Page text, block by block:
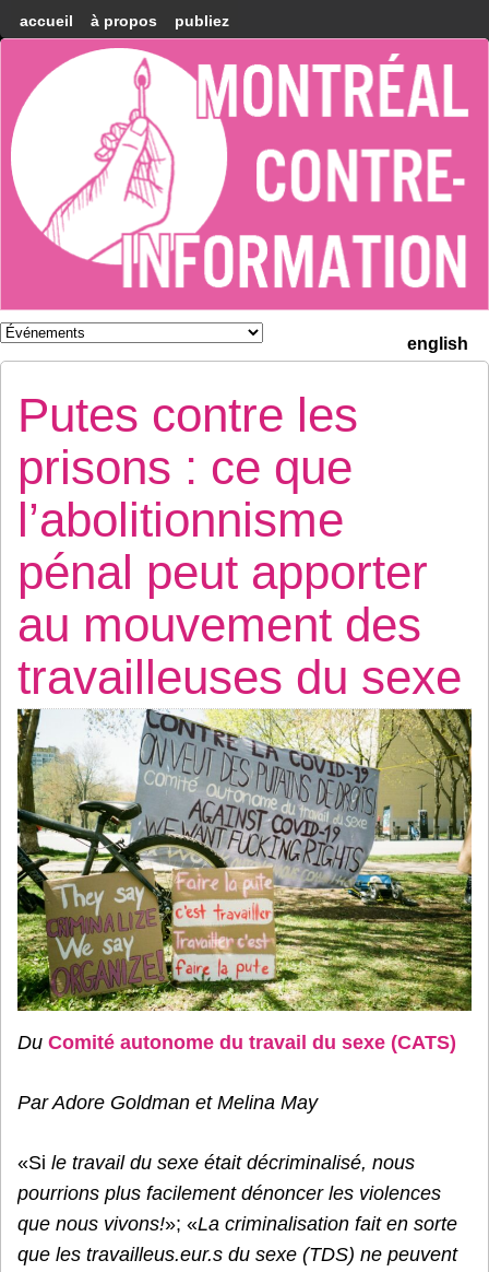
accueil à propos publiez
Montréal
Counter-
information
english
Putes contre les
prisons : ce que
l’abolitionnisme
pénal peut apporter
au mouvement des
travailleuses du sexe
Du Comité autonome du travail du sexe (CATS)
Par Adore Goldman et Melina May
«Si le travail du sexe était décriminalisé, nous
pourrions plus facilement dénoncer les violences
que nous vivons!»; «La criminalisation fait en sorte
que les travailleus.eur.s du sexe (TDS) ne peuvent